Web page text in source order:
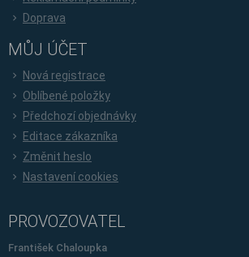
Doprava
MŮJ ÚČET
Nová registrace
Oblíbené položky
Předchozí objednávky
Editace zákazníka
Změnit heslo
Nastavení cookies
PROVOZOVATEL
František Chaloupka